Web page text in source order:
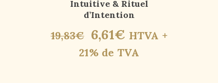
Intuitive & Rituel
d’Intention
19,83€ 6,61€ HTVA +
21% de TVA